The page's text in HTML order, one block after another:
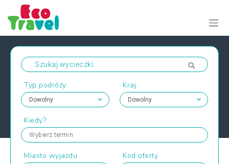
Typ podróży Kraj
Kiedy?
Wybierz termin
Miasto wyjazdu Kod oferty